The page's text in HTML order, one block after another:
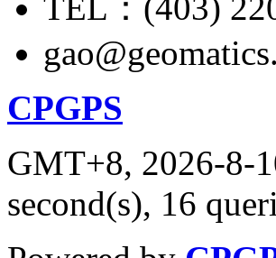
CPGPS
GMT+8, 2026-8-
second(s), 16